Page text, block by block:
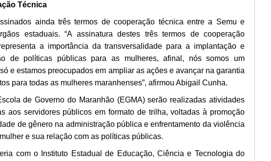
Técnica
ainda três termos de cooperação técnica entre a Semu e
estaduais. “A assinatura destes três termos de cooperação
a importância da transversalidade para a implantação e
de políticas públicas para as mulheres, afinal, nós somos um
e estamos preocupados em ampliar as ações e avançar na garantia
para todas as mulheres maranhenses”, afirmou Abigail Cunha.
de Governo do Maranhão (EGMA) serão realizadas atividades
aos servidores públicos em formato de trilha, voltadas à promoção
de gênero na administração pública e enfrentamento da violência
e sua relação com as políticas públicas.
com o Instituto Estadual de Educação, Ciência e Tecnologia do